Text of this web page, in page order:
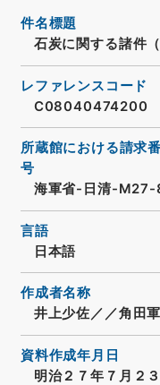
件名標題
石炭に関する諸件（
レファレンスコード
C08040474200
所蔵館における請求番
号
海軍省-日清-M27-
言語
日本語
作成者名称
井上少佐／／角田
資料作成年月日
明治２７年７月２